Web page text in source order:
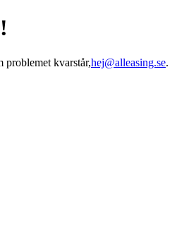
problemet kvarstår,hej@alleasing.se.